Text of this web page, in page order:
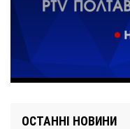
ОСТАННІ НОВИНИ